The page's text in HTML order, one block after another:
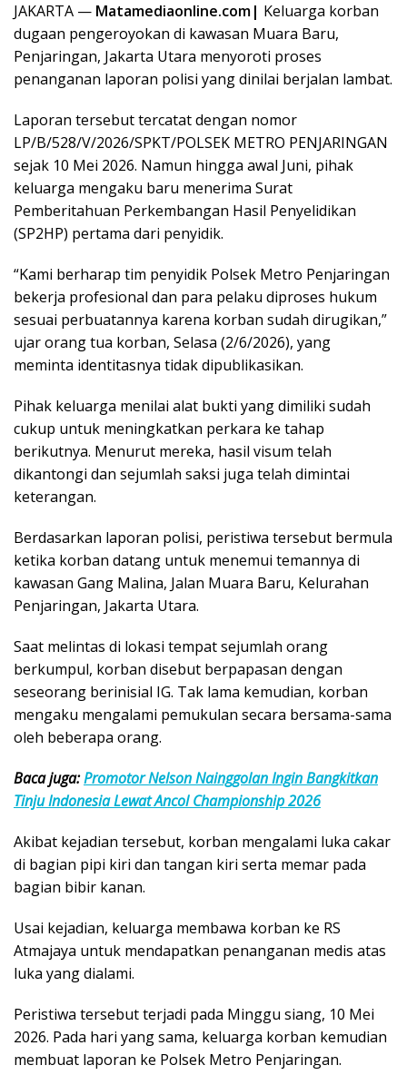
JAKARTA — Matamediaonline.com| Keluarga korban
dugaan pengeroyokan di kawasan Muara Baru,
Penjaringan, Jakarta Utara menyoroti proses
penanganan laporan polisi yang dinilai berjalan lambat.
Laporan tersebut tercatat dengan nomor
LP/B/528/V/2026/SPKT/POLSEK METRO PENJARINGAN
sejak 10 Mei 2026. Namun hingga awal Juni, pihak
keluarga mengaku baru menerima Surat
Pemberitahuan Perkembangan Hasil Penyelidikan
(SP2HP) pertama dari penyidik.
“Kami berharap tim penyidik Polsek Metro Penjaringan
bekerja profesional dan para pelaku diproses hukum
sesuai perbuatannya karena korban sudah dirugikan,”
ujar orang tua korban, Selasa (2/6/2026), yang
meminta identitasnya tidak dipublikasikan.
Pihak keluarga menilai alat bukti yang dimiliki sudah
cukup untuk meningkatkan perkara ke tahap
berikutnya. Menurut mereka, hasil visum telah
dikantongi dan sejumlah saksi juga telah dimintai
keterangan.
Berdasarkan laporan polisi, peristiwa tersebut bermula
ketika korban datang untuk menemui temannya di
kawasan Gang Malina, Jalan Muara Baru, Kelurahan
Penjaringan, Jakarta Utara.
Saat melintas di lokasi tempat sejumlah orang
berkumpul, korban disebut berpapasan dengan
seseorang berinisial IG. Tak lama kemudian, korban
mengaku mengalami pemukulan secara bersama-sama
oleh beberapa orang.
Baca juga:Promotor Nelson Nainggolan Ingin Bangkitkan
Tinju Indonesia Lewat Ancol Championship 2026
Akibat kejadian tersebut, korban mengalami luka cakar
di bagian pipi kiri dan tangan kiri serta memar pada
bagian bibir kanan.
Usai kejadian, keluarga membawa korban ke RS
Atmajaya untuk mendapatkan penanganan medis atas
luka yang dialami.
Peristiwa tersebut terjadi pada Minggu siang, 10 Mei
2026. Pada hari yang sama, keluarga korban kemudian
membuat laporan ke Polsek Metro Penjaringan.